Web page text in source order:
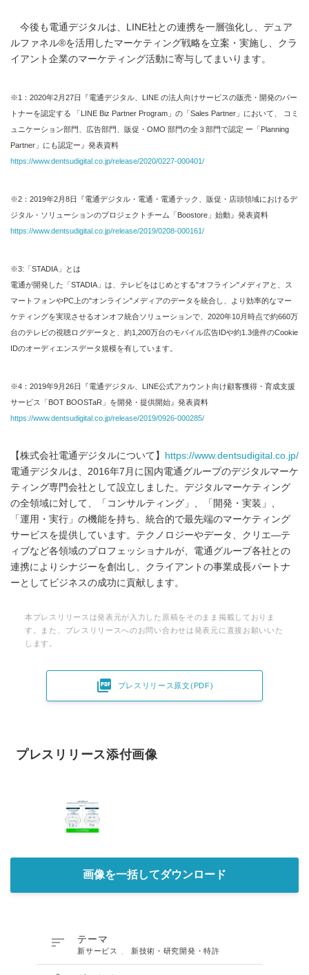
今後も電通デジタルは、LINE社との連携を一層強化し、デュア
ルファネル®を活用したマーケティング戦略を立案・実施し、クラ
イアント企業のマーケティング活動に寄与してまいります。
※1：2020年2月27日『電通デジタル、LINE の法人向けサービスの販売・開発のパー
トナーを認定する 「LINE Biz Partner Program」の「Sales Partner」において、 コミ
ュニケーション部門、広告部門、販促・OMO 部門の全３部門で認定 ー「Planning
Partner」にも認定ー』発表資料
https://www.dentsudigital.co.jp/release/2020/0227-000401/
※2：2019年2月8日『電通デジタル・電通・電通テック、販促・店頭領域におけるデ
ジタル・ソリューションのプロジェクトチーム「Boostore」始動』発表資料
https://www.dentsudigital.co.jp/release/2019/0208-000161/
※3:「STADIA」とは
電通が開発した「STADIA」は、テレビをはじめとする"オフライン"メディアと、ス
マートフォンやPC上の"オンライン"メディアのデータを統合し、より効率的なマー
ケティングを実現させるオンオフ統合ソリューションで、2020年10月時点で約660万
台のテレビの視聴ログデータと、約1,200万台のモバイル広告IDや約1.3億件のCookie
IDのオーディエンスデータ規模を有しています。
※4：2019年9月26日『電通デジタル、LINE公式アカウント向け顧客獲得・育成支援
サービス「BOT BOOSTaR」を開発・提供開始』発表資料
https://www.dentsudigital.co.jp/release/2019/0926-000285/
【株式会社電通デジタルについて】
https://www.dentsudigital.co.jp/
電通デジタルは、2016年7月に国内電通グループのデジタルマーケ
ティング専門会社として設立しました。デジタルマーケティング
の全領域に対して、「コンサルティング」、「開発・実装」、
「運用・実行」の機能を持ち、統合的で最先端のマーケティング
サービスを提供しています。テクノロジーやデータ、クリエ―テ
ィブなど各領域のプロフェッショナルが、電通グループ各社との
連携によりシナジーを創出し、クライアントの事業成長パートナ
ーとしてビジネスの成功に貢献します。
本プレスリリースは発表元が入力した原稿をそのまま掲載しておりま
す。また、プレスリリースへのお問い合わせは発表元に直接お願いいた
します。
 プレスリリース原文(PDF)
プレスリリース添付画像
画像を一括してダウンロード
 テーマ
新サービス 新技術・研究開発・特許